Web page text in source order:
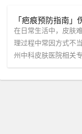
在日常生活中，皮肤
理过程中常因方式不
州中科皮肤医院相关